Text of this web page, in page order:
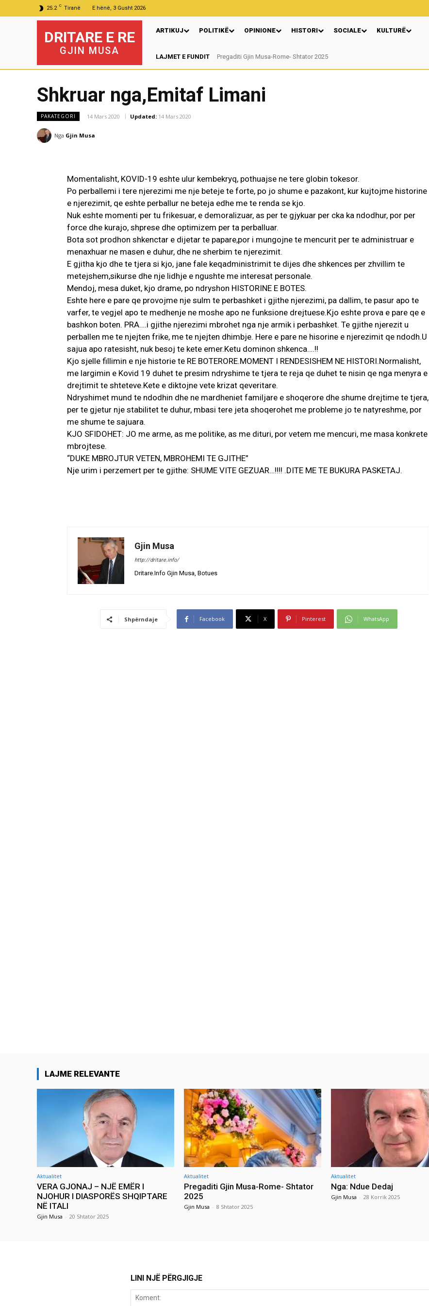
25.2 C Tiranë E hënë, 3 Gusht 2026
DRITARE E RE
GJIN MUSA
ARTIKUJ POLITIKË OPINIONE HISTORI SOCIALE KULTURË
LAJMET E FUNDIT Pregaditi Gjin Musa-Rome- Shtator 2025
Nga: Ndue Dedaj
Shkruar nga,Emitaf Limani
PAKATEGORI 14 Mars 2020 Updated: 14 Mars 2020
Nga Gjin Musa
Momentalisht, KOVID-19 eshte ulur kembekryq, pothuajse ne tere globin tokesor.
Po perballemi i tere njerezimi me nje beteje te forte, po jo shume e pazakont, kur kujtojme historine
e njerezimit, qe eshte perballur ne beteja edhe me te renda se kjo.
Nuk eshte momenti per tu frikesuar, e demoralizuar, as per te gjykuar per cka ka ndodhur, por per
force dhe kurajo, shprese dhe optimizem per ta perballuar.
Bota sot prodhon shkenctar e dijetar te papare,por i mungojne te mencurit per te administruar e
menaxhuar ne masen e duhur, dhe ne sherbim te njerezimit.
E gjitha kjo dhe te tjera si kjo, jane fale keqadministrimit te dijes dhe shkences per zhvillim te
metejshem,sikurse dhe nje lidhje e ngushte me interesat personale.
Mendoj, mesa duket, kjo drame, po ndryshon HISTORINE E BOTES.
Eshte here e pare qe provojme nje sulm te perbashket i gjithe njerezimi, pa dallim, te pasur apo te
varfer, te vegjel apo te medhenje ne moshe apo ne funksione drejtuese.Kjo eshte prova e pare qe e
bashkon boten. PRA….i gjithe njerezimi mbrohet nga nje armik i perbashket. Te gjithe njerezit u
perballen me te njejten frike, me te njejten dhimbje. Here e pare ne hisorine e njerezimit qe ndodh.U
sajua apo ratesisht, nuk besoj te kete emer.Ketu dominon shkenca….!!
Kjo sjelle fillimin e nje historie te RE BOTERORE.MOMENT I RENDESISHEM NE HISTORI.Normalisht,
me largimin e Kovid 19 duhet te presim ndryshime te tjera te reja qe duhet te nisin qe nga menyra e
drejtimit te shteteve.Kete e diktojne vete krizat qeveritare.
Ndryshimet mund te ndodhin dhe ne mardheniet familjare e shoqerore dhe shume drejtime te tjera,
per te gjetur nje stabilitet te duhur, mbasi tere jeta shoqerohet me probleme jo te natyreshme, por
me shume te sajuara.
KJO SFIDOHET: JO me arme, as me politike, as me dituri, por vetem me mencuri, me masa konkrete
mbrojtese.
“DUKE MBROJTUR VETEN, MBROHEMI TE GJITHE”
Nje urim i perzemert per te gjithe: SHUME VITE GEZUAR…!!!! .DITE ME TE BUKURA PASKETAJ.
Gjin Musa
http://dritare.info/
Dritare.Info Gjin Musa, Botues
Shpërndaje Facebook X Pinterest WhatsApp
LAJME RELEVANTE
Aktualitet
VERA GJONAJ – NJË EMËR I
NJOHUR I DIASPORËS SHQIPTARE
NË ITALI
Gjin Musa - 20 Shtator 2025
Aktualitet
Pregaditi Gjin Musa-Rome- Shtator
2025
Gjin Musa - 8 Shtator 2025
Aktualitet
Nga: Ndue Dedaj
Gjin Musa - 28 Korrik 2025
LINI NJË PËRGJIGJE